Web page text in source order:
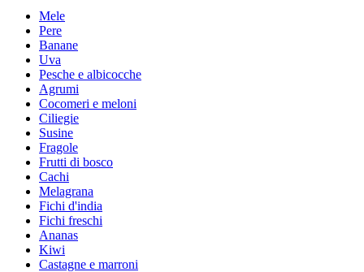
Mele
Pere
Banane
Uva
Pesche e albicocche
Agrumi
Cocomeri e meloni
Ciliegie
Susine
Fragole
Frutti di bosco
Cachi
Melagrana
Fichi d'india
Fichi freschi
Ananas
Kiwi
Castagne e marroni